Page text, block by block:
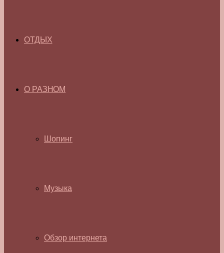
ОТДЫХ
О РАЗНОМ
Шопинг
Музыка
Обзор интернета